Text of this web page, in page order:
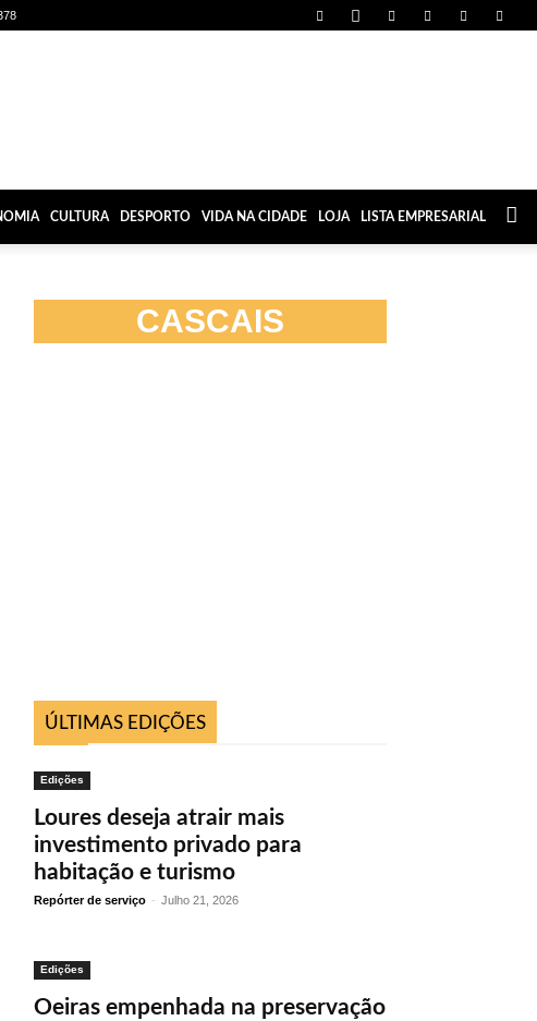
CULTURA DESPORTO VIDA NA CIDADE LOJA LISTA EMPRESARIAL
CASCAIS
ÚLTIMAS EDIÇÕES
Edições
Loures deseja atrair mais
investimento privado para
habitação e turismo
Repórter de serviço - Julho 21, 2026
Edições
Oeiras empenhada na preservação